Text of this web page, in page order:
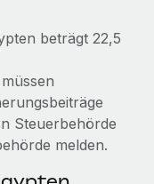
beträgt 22,5
Steuerbehörde
melden.